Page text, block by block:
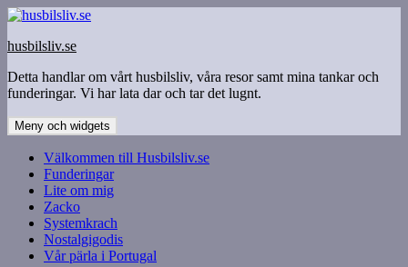
Hoppa
innehåll
husbilsliv.se
Detta handlar om vårt husbilsliv, våra resor samt mina tankar och
funderingar. Vi har lata dar och tar det lugnt.
Meny och widgets
Välkommen till Husbilsliv.se
Funderingar
Lite om mig
Zacko
Systemkrach
Nostalgigodis
Vår pärla i Portugal